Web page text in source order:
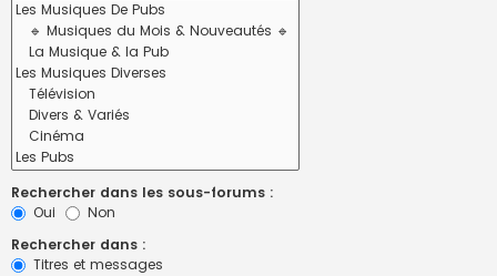
Rechercher dans les sous-forums :
Oui
Non
Rechercher dans :
Titres et messages